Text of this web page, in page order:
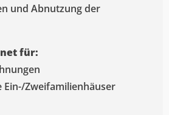
und Abnutzung der
für:
Ein-/Zweifamilienhäuser